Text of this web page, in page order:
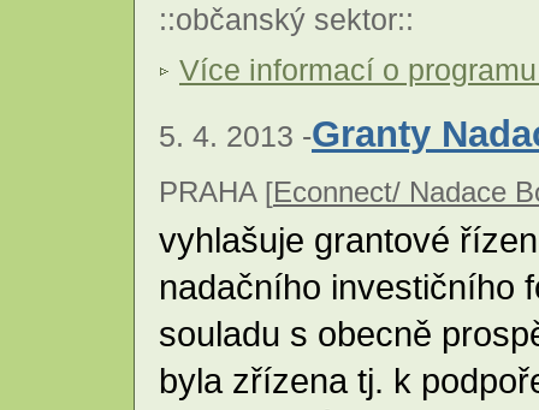
::občanský sektor::
Více informací o
5. 4. 2013 -Granty
PRAHA [Econnect/ Nadace
vyhlašuje grantové
nadačního investičního
souladu s obecně
byla zřízena tj. k